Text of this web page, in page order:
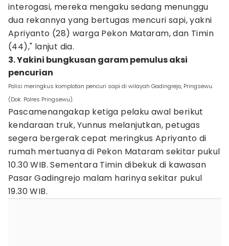
interogasi, mereka mengaku sedang menunggu
dua rekannya yang bertugas mencuri sapi, yakni
Apriyanto (28) warga Pekon Mataram, dan Timin
(44)," lanjut dia.
3. Yakini bungkusan garam pemulus aksi
pencurian
Polisi meringkus komplotan pencuri sapi di wilayah Gadingrejo, Pringsewu.
(Dok. Polres Pringsewu).
Pascamenangakap ketiga pelaku awal berikut
kendaraan truk, Yunnus melanjutkan, petugas
segera bergerak cepat meringkus Apriyanto di
rumah mertuanya di Pekon Mataram sekitar pukul
10.30 WIB. Sementara Timin dibekuk di kawasan
Pasar Gadingrejo malam harinya sekitar pukul
19.30 WIB.